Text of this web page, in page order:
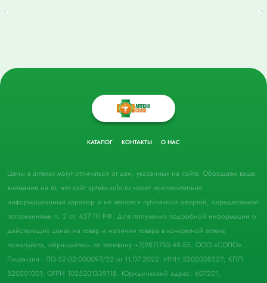
КАТАЛОГ КОНТАКТЫ О НАС
Цены в аптеках могут отличаться от цен, указанных на сайте. Обращаем ваше
внимание на то, что сайт apteka-solo.ru носит исключительно
информационный характер и не является публичной офертой, определяемой
положениями п. 2 ст. 437 ГК РФ. Для получения подробной информации о
действующих ценах на товар и наличии товара в конкретной аптеке,
пожалуйста, обращайтесь по телефону +7(987)755-48-55. ООО «СОЛО».
Лицензия - ЛО-52-02-000097/22 от 11.07.2022. ИНН 5202008227; КПП
520201001; ОГРН 1025201339118. Юридический адрес: 607201,